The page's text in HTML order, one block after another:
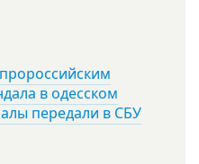
в одесском
передали в СБУ